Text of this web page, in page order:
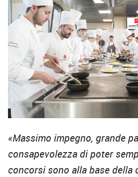
«Massimo impegno, grande
consapevolezza di poter
concorsi sono alla base della